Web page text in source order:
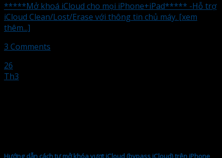
*****Mở khoá iCloud cho mọi iPhone+iPad***** -Hỗ trợ
iCloud Clean/Lost/Erase với thông tin chủ máy. [xem
thêm...]
3 Comments
26
Th3
Hướng dẫn cách tự mở khóa vượt iCloud (bypass iCloud) trên iPhone